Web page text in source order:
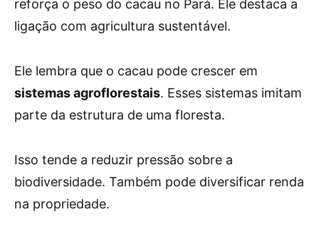
reforça o peso do cacau no Pará. Ele destaca a
ligação com agricultura sustentável.
Ele lembra que o cacau pode crescer em
sistemas agroflorestais. Esses sistemas imitam
parte da estrutura de uma floresta.
Isso tende a reduzir pressão sobre a
biodiversidade. Também pode diversificar renda
na propriedade.